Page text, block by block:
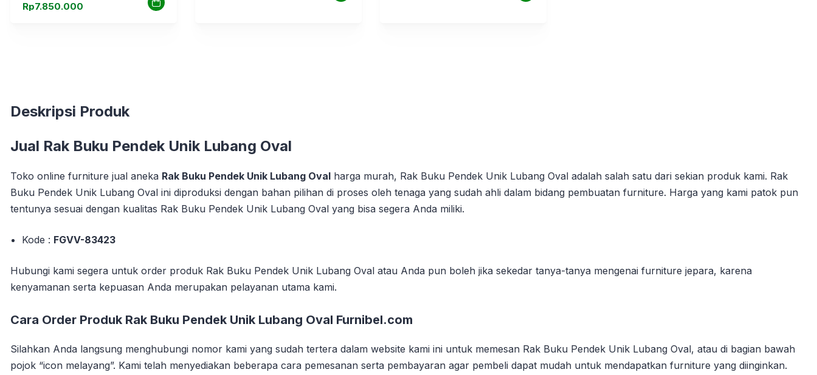
Rp7.850.000
Deskripsi Produk
Jual Rak Buku Pendek Unik Lubang Oval
Toko online furniture jual aneka Rak Buku Pendek Unik Lubang Oval harga murah, Rak Buku Pendek Unik Lubang Oval adalah salah satu dari sekian produk kami. Rak
Buku Pendek Unik Lubang Oval ini diproduksi dengan bahan pilihan di proses oleh tenaga yang sudah ahli dalam bidang pembuatan furniture. Harga yang kami patok pun
tentunya sesuai dengan kualitas Rak Buku Pendek Unik Lubang Oval yang bisa segera Anda miliki.
Kode : FGVV-83423
Hubungi kami segera untuk order produk Rak Buku Pendek Unik Lubang Oval atau Anda pun boleh jika sekedar tanya-tanya mengenai furniture jepara, karena
kenyamanan serta kepuasan Anda merupakan pelayanan utama kami.
Cara Order Produk Rak Buku Pendek Unik Lubang Oval Furnibel.com
Silahkan Anda langsung menghubungi nomor kami yang sudah tertera dalam website kami ini untuk memesan Rak Buku Pendek Unik Lubang Oval, atau di bagian bawah
pojok “icon melayang”. Kami telah menyediakan beberapa cara pemesanan serta pembayaran agar pembeli dapat mudah untuk mendapatkan furniture yang diinginkan.